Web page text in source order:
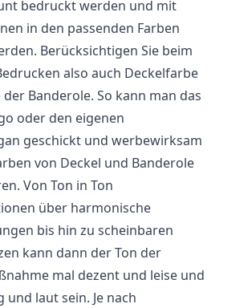
bedruckt werden und mit
in den passenden Farben
Berücksichtigen Sie beim
also auch Deckelfarbe
der Banderole. So kann man das
oder den eigenen
geschickt und werbewirksam
von Deckel und Banderole
Von Ton in Ton
über harmonische
bis hin zu scheinbaren
kann dann der Ton der
mal dezent und leise und
und laut sein. Je nach